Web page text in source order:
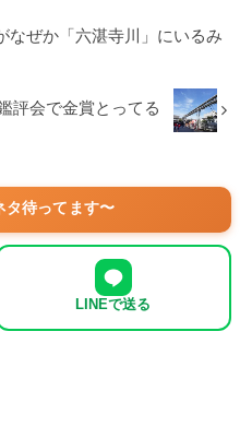
なぜか「六湛寺川」にいるみ
評会で金賞とってる
タ待ってます〜
LINEで送る